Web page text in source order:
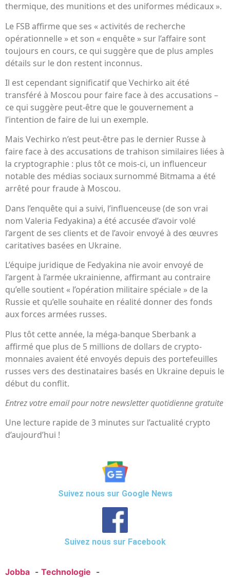
thermique, des munitions et des uniformes médicaux ».
Le FSB affirme que ses « activités de recherche
opérationnelle » et son « enquête » sur l’affaire sont
toujours en cours, ce qui suggère que de plus amples
détails sur le don restent inconnus.
Il est cependant significatif que Vechirko ait été
transféré à Moscou pour faire face à des accusations –
ce qui suggère peut-être que le gouvernement a
l’intention de faire de lui un exemple.
Mais Vechirko n’est peut-être pas le dernier Russe à
faire face à des accusations de trahison similaires liées à
la cryptographie : plus tôt ce mois-ci, un influenceur
notable des médias sociaux surnommé Bitmama a été
arrêté pour fraude à Moscou.
Dans l’enquête qui a suivi, l’influenceuse (de son vrai
nom Valeria Fedyakina) a été accusée d’avoir volé
l’argent de ses clients et de l’avoir envoyé à des œuvres
caritatives basées en Ukraine.
L’équipe juridique de Fedyakina nie avoir envoyé de
l’argent à l’armée ukrainienne, affirmant au contraire
qu’elle soutient « l’opération militaire spéciale » de la
Russie et qu’elle souhaite en réalité donner des fonds
aux forces armées russes.
Plus tôt cette année, la méga-banque Sberbank a
affirmé que plus de 5 millions de dollars de crypto-
monnaies avaient été envoyés depuis des portefeuilles
russes vers des destinataires basés en Ukraine depuis le
début du conflit.
Entrez votre email pour notre newsletter quotidienne gratuite
Une lecture rapide de 3 minutes sur l’actualité crypto
d’aujourd’hui !
Suivez nous sur Google News
Suivez nous sur Facebook
Jobba
Technologie